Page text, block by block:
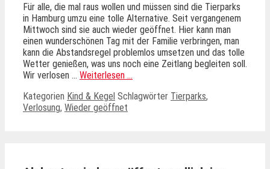
Für alle, die mal raus wollen und müssen sind die Tierparks
in Hamburg umzu eine tolle Alternative. Seit vergangenem
Mittwoch sind sie auch wieder geöffnet. Hier kann man
einen wunderschönen Tag mit der Familie verbringen, man
kann die Abstandsregel problemlos umsetzen und das tolle
Wetter genießen, was uns noch eine Zeitlang begleiten soll.
Wir verlosen … Weiterlesen …
Kategorien Kind & Kegel Schlagwörter Tierparks,
Verlosung, Wieder geöffnet